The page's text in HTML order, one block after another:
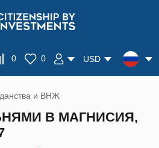
0 0 USD
и ВНЖ
В МАГНИСИЯ,